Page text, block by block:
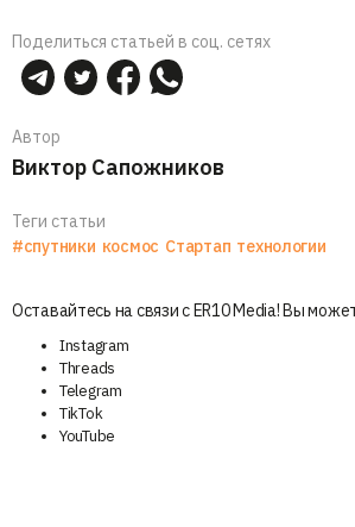
Поделиться статьей в соц. сетях
Автор
Виктор Сапожников
Теги статьи
#спутники космос Стартап технологии
Оставайтесь на связи с ER10 Media! Вы
Instagram
Threads
Telegram
TikTok
YouTube